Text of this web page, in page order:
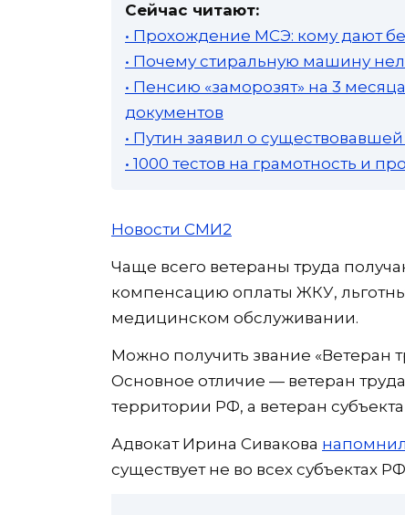
Сейчас читают:
• Прохождение МСЭ: кому дают
• Почему стиральную машину
• Пенсию «заморозят» на 3
документов
• Путин заявил о
• 1000 тестов на грамотность и
Новости СМИ2
Чаще всего ветераны труда
компенсацию оплаты ЖКУ,
медицинском обслуживании.
Можно получить звание «Ветеран
Основное отличие — ветеран
территории РФ, а ветеран
Адвокат Ирина Сивакова
существует не во всех субъектах